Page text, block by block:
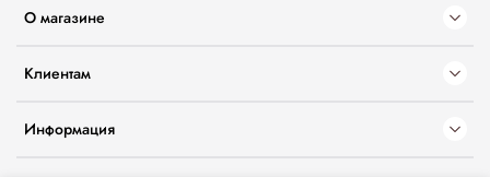
О магазине
Клиентам
Информация